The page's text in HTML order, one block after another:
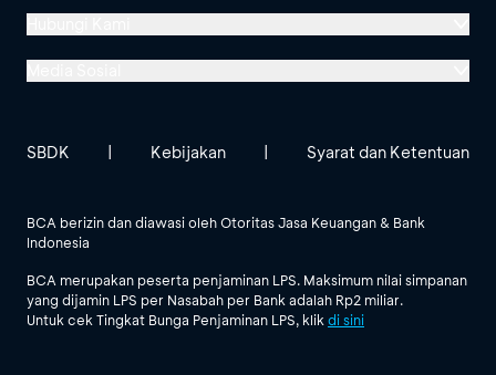
Menara BCA, Grand Indonesia
Jl. MH Thamrin No. 1
Lihat Semua Media Sosial
BCA berizin dan diawasi oleh Otoritas Jasa Keuangan & Bank
Indonesia
BCA merupakan peserta penjaminan LPS. Maksimum nilai simpanan
yang dijamin LPS per Nasabah per Bank adalah Rp2 miliar.
Untuk cek Tingkat Bunga Penjaminan LPS, klik di sini
SBDK | Kebijakan | Syarat dan Ketentuan